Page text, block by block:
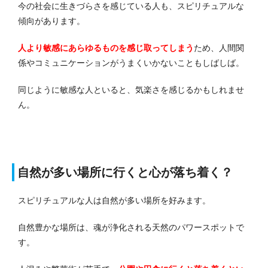
今の社会に生きづらさを感じている人も、スピリチュアルな
傾向があります。
人より敏感にあらゆるものを感じ取ってしまう ため、人間関
係やコミュニケーションがうまくいかないこともしばしば。
同じように敏感な人といると、気楽さを感じるかもしれませ
ん。
自然が多い場所に行くと心が落ち着く？
スピリチュアルな人は自然が多い場所を好みます。
自然豊かな場所は、魂が浄化される天然のパワースポットで
す。